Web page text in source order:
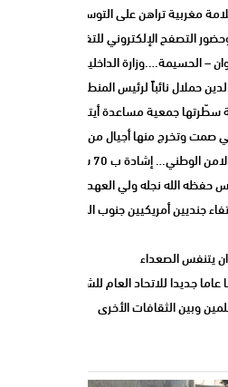
مغربية تراهن على التوسع وتؤكد
التصفح الإلكتروني للتفاهة والبلادة
الحسيمة….وزارة الداخلية تعيد توجيه
حملال نائباً لرئيس المنطقة الأمنية بتطوان
سطّرتها جمعية مساعدة أيتام وأرامل أسرة
وتخرج منها أجيال من أبناء مدينة تطوان
على استقرار الوطن وضمان أمن المواطنين
الله نجله ولي العهد الأمير مولاي
جنديين أمريكيين جنوب المغرب
يتنفس الصعداء
جديدا للاتحاد العام للشغالين بالمغرب
وبين الثقافات الأخرى